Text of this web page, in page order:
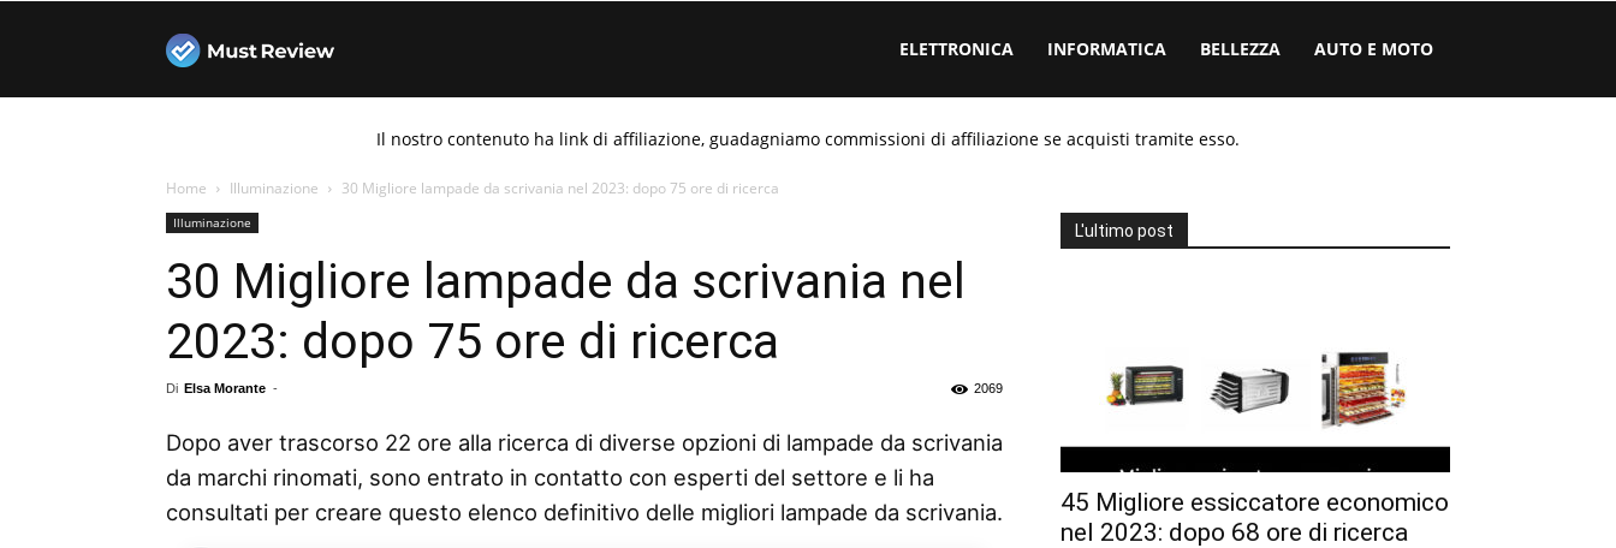
Must
Review
ELETTRONICA INFORMATICA BELLEZZA AUTO E MOTO
Il nostro contenuto ha link di affiliazione, guadagniamo commissioni di affiliazione se acquisti tramite esso.
Home Illuminazione 30 Migliore lampade da scrivania nel 2023: dopo 75 ore di ricerca
Illuminazione
30 Migliore lampade da scrivania nel
2023: dopo 75 ore di ricerca
Di Elsa Morante - 2069
Dopo aver trascorso 22 ore alla ricerca di diverse opzioni di lampade da scrivania
da marchi rinomati, sono entrato in contatto con esperti del settore e li ha
consultati per creare questo elenco definitivo delle migliori lampade da scrivania.
L'ultimo post
45 Migliore essiccatore economico
nel 2023: dopo 68 ore di ricerca